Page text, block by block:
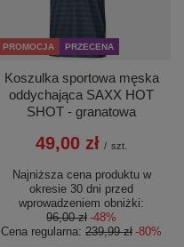
PROMOCJA PRZECENA
Koszulka sportowa męska
oddychająca SAXX HOT
SHOT - granatowa
49,00 zł / szt.
Najniższa cena produktu w
okresie 30 dni przed
wprowadzeniem obniżki:
96,00 zł -48%
Cena regularna: 239,99 zł -80%